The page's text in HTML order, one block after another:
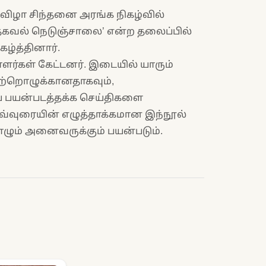
சிந்தனை அரங்க நிகழ்வில்
நெடுஞ்சாலை’ என்ற தலைப்பில்
கேட்டனர். இடையில் யாரும்
பயன்படத்தக்க செய்திகளை
எழுத்தாக்கமான இந்நூல்
அனைவருக்கும் பயன்படும்.